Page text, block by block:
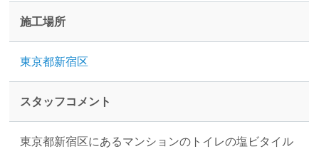
施工場所
東京都新宿区
スタッフコメント
東京都新宿区にあるマンションのトイレの塩ビタイル